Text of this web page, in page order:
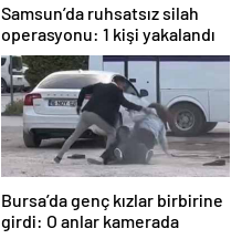
Samsun’da ruhsatsız silah
operasyonu: 1 kişi yakalandı
Bursa’da genç kızlar birbirine
girdi: O anlar kamerada